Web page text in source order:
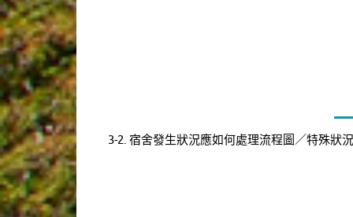
3-2. 宿舍發生狀況應如何處理流程圖／特殊狀況